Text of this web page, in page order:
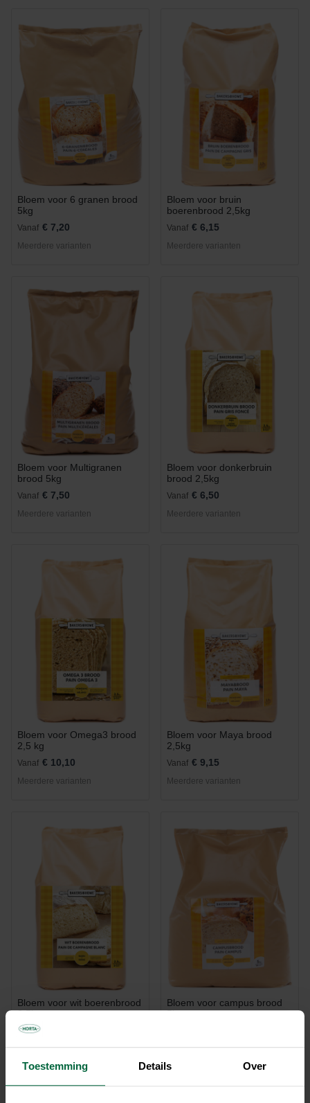
Toestemming Details Over
Bloem voor 6 granen brood
5kg
Vanaf € 7,20
Meerdere varianten
Bloem voor bruin
boerenbrood 2,5kg
Vanaf € 6,15
Meerdere varianten
Bloem voor Multigranen
brood 5kg
Vanaf € 7,50
Meerdere varianten
Bloem voor donkerbruin
brood 2,5kg
Vanaf € 6,50
Meerdere varianten
Bloem voor Omega3 brood
2,5 kg
Vanaf € 10,10
Meerdere varianten
Bloem voor Maya brood
2,5kg
Vanaf € 9,15
Meerdere varianten
Bloem voor wit boerenbrood
2,5kg
Vanaf
Meerdere varianten
Bloem voor campus brood
5kg
Meerdere varianten